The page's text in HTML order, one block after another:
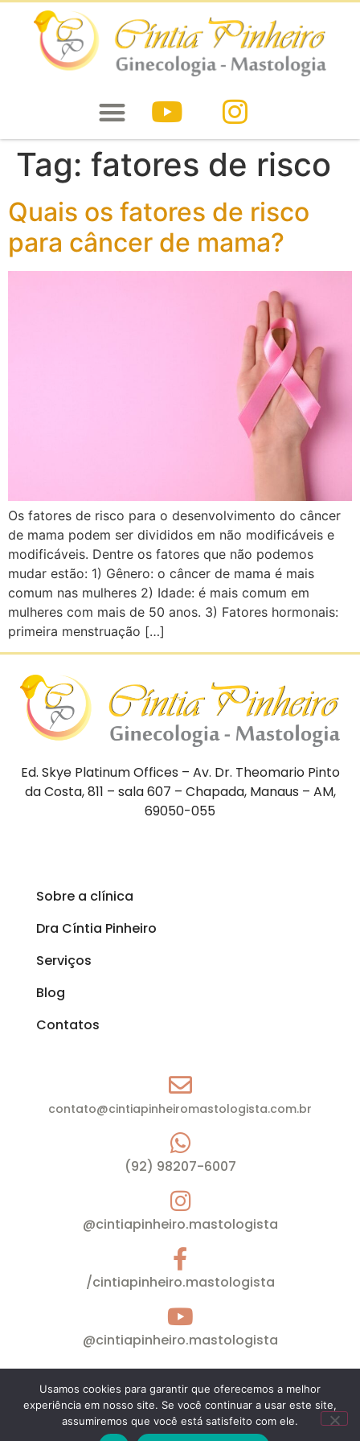
Tag: fatores de risco
Quais os fatores de risco
para câncer de mama?
Os fatores de risco para o desenvolvimento do câncer
de mama podem ser divididos em não modificáveis e
modificáveis. Dentre os fatores que não podemos
mudar estão: 1) Gênero: o câncer de mama é mais
comum nas mulheres 2) Idade: é mais comum em
mulheres com mais de 50 anos. 3) Fatores hormonais:
primeira menstruação […]
Ed. Skye Platinum Offices – Av. Dr. Theomario Pinto
da Costa, 811 – sala 607 – Chapada, Manaus – AM,
69050-055
Sobre a clínica
Dra Cíntia Pinheiro
Serviços
Blog
Contatos
contato@cintiapinheiromastologista.com.br
(92) 98207-6007
@cintiapinheiro.mastologista
/cintiapinheiro.mastologista
@cintiapinheiro.mastologista
Cíntia Pinheiro © Ginecologia – Mastologia – Todos
os direitos reservados
Usamos cookies para garantir que oferecemos a melhor
experiência em nosso site. Se você continuar a usar este site,
assumiremos que você está satisfeito com ele.